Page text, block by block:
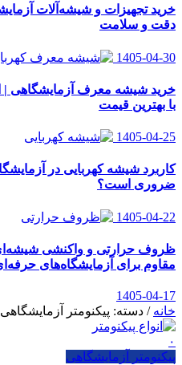
خرید تجهیزات و شیشه‌آلات
دقت و سلامت
1405-04-30
خرید شیشه معرف آزمایشگاهی |
با بهترین قیمت
1405-04-25
کاربرد شیشه کهربایی در
ضروری است؟
1405-04-22
ظروف حرارتی و واکنشی
مقاوم برای آزمایشگاه‌های
1405-04-17
خانه / دسته: پیکنومتر آزمایشگاهی
۰
پیکنومتر آزمایشگاهی